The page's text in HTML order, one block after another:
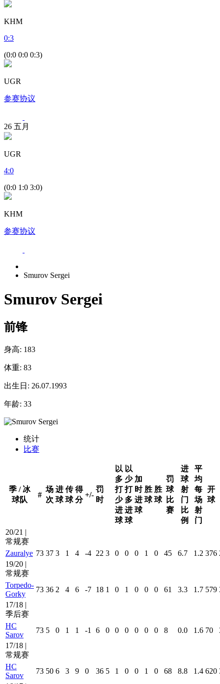
KHM
0:3
(0:0 0:0 0:3)
UGR
参赛协议
26 五月
UGR
4:0
(0:0 1:0 3:0)
KHM
参赛协议
Smurov Sergei
Smurov Sergei
前锋
身高: 183
体重: 83
出生日: 26.07.1993
年龄: 33
统计
比赛
季 / 冰
球队
#
场
次
进
球
传
球
得
分
+/-
罚
时
以
多
打
少
进
球
以
少
打
多
进
球
加
时
进
球
胜
球
胜
球
罚
球
比
赛
进
球
射
门
比
例
平
均
每
场
射
门
开
球
20/21 |
常规赛
Zauralye 73 37 3 1 4 -4 22 3 0 0 0 1 0 45 6.7 1.2 376
19/20 |
常规赛
Torpedo-
Gorky
73 36 2 4 6 -7 18 1 0 1 0 0 0 61 3.3 1.7 579
17/18 |
季后赛
HC
Sarov
73 5 0 1 1 -1 6 0 0 0 0 0 0 8 0.0 1.6 70
17/18 |
常规赛
HC
Sarov
73 50 6 3 9 0 36 5 1 0 0 1 0 68 8.8 1.4 620